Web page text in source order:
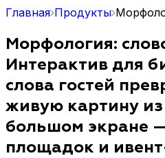
Главная Продукты
Морфология:
Интерактив для
слова гостей
живую картину из
большом экране
площадок и